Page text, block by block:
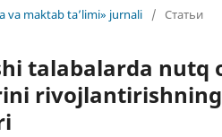
va maktab ta’limi» jurnali / Статьи
talabalarda nutq